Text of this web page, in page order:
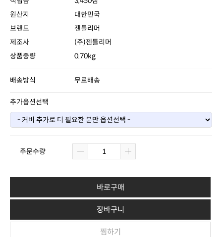
원산지
대한민국
브랜드
젠틀리머
제조사
(주)젠틀리머
상품중량
0.70kg
배송방식 무료배송
추가옵션선택
주문수량
바로구매
장바구니
찜하기